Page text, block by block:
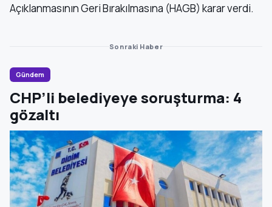
Açıklanmasının Geri Bırakılmasına (HAGB) karar verdi.
Sonraki Haber
Gündem
CHP’li belediyeye soruşturma: 4
gözaltı